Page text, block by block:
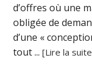
d’offres où une
obligée de
d’une «
tout ...[Lire la